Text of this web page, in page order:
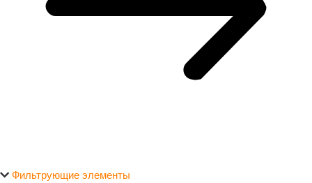
Фильтрующие элементы